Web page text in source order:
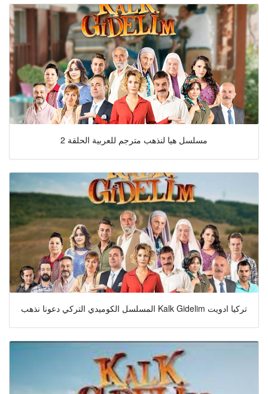
مسلسل هيا لنذهب مترجم للعربية الحلقة 2
المسلسل الكوميدي التركي دعونا نذهب Kalk Gidelim تركيا ادويت